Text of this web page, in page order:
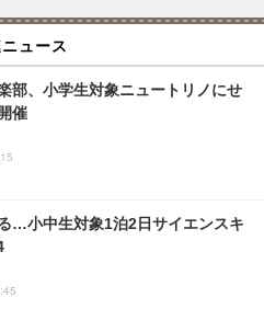
ュース
部、小学生対象ニュートリノにせ
催
…小中生対象1泊2日サイエンスキ